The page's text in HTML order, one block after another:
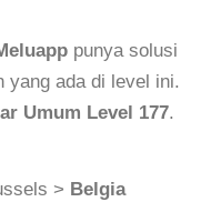
punya solusi
yang ada di level ini.
Umum Level 177.
> Belgia